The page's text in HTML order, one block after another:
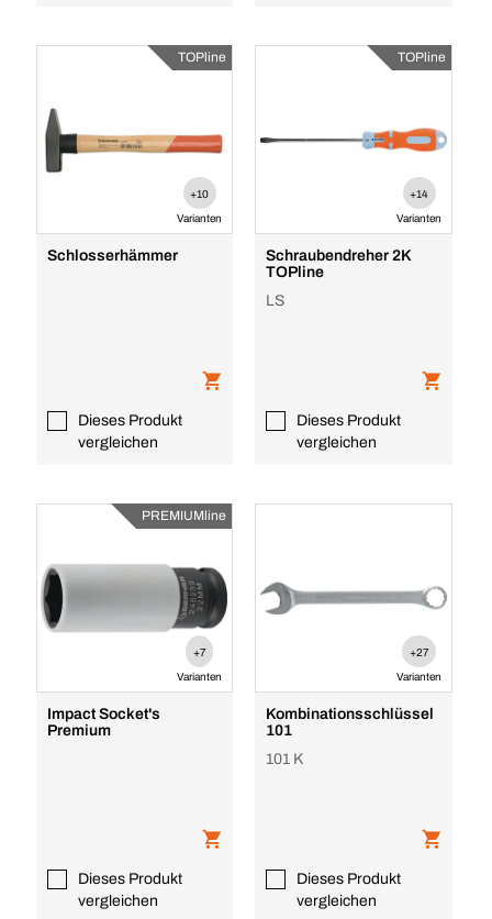
TOPline
+10
Varianten
Schlosserhämmer
Dieses Produkt
vergleichen
TOPline
+14
Varianten
Schraubendreher 2K
TOPline
LS
Dieses Produkt
vergleichen
PREMIUMline
+7
Varianten
Impact Socket's
Premium
Dieses Produkt
vergleichen
+27
Varianten
Kombinationsschlüssel
101
101 K
Dieses Produkt
vergleichen